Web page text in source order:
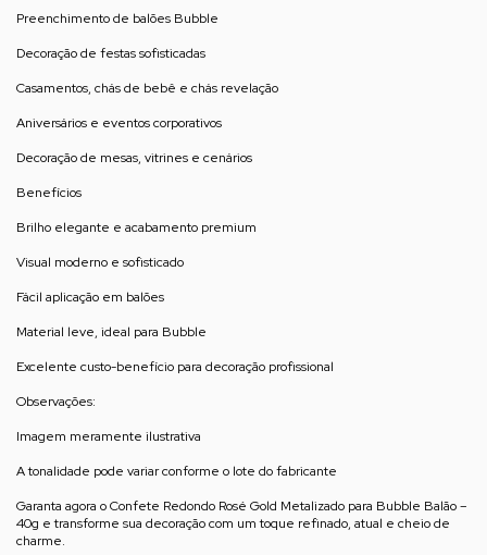
Preenchimento de balões Bubble
Decoração de festas sofisticadas
Casamentos, chás de bebê e chás revelação
Aniversários e eventos corporativos
Decoração de mesas, vitrines e cenários
Benefícios
Brilho elegante e acabamento premium
Visual moderno e sofisticado
Fácil aplicação em balões
Material leve, ideal para Bubble
Excelente custo-benefício para decoração profissional
Observações:
Imagem meramente ilustrativa
A tonalidade pode variar conforme o lote do fabricante
Garanta agora o Confete Redondo Rosé Gold Metalizado para Bubble Balão –
40g e transforme sua decoração com um toque refinado, atual e cheio de
charme.